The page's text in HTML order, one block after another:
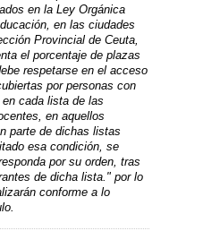
en la Ley Orgánica
en las ciudades
Provincial de Ceuta,
el porcentaje de plazas
respetarse en el acceso
por personas con
cada lista de las
en aquellos
parte de dichas listas
esa condición, se
por su orden, tras
de dicha lista." por lo
conforme a lo